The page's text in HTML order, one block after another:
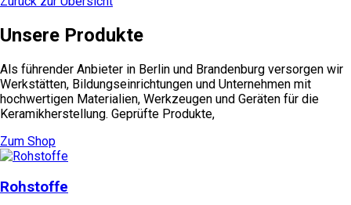
Produktseite
gewählt
Unsere Produkte
Als führender Anbieter in Berlin und Brandenburg versorgen wir
Werkstätten, Bildungseinrichtungen und Unternehmen mit
hochwertigen Materialien, Werkzeugen und Geräten für die
Keramikherstellung. Geprüfte Produkte,
Zum Shop
Rohstoffe